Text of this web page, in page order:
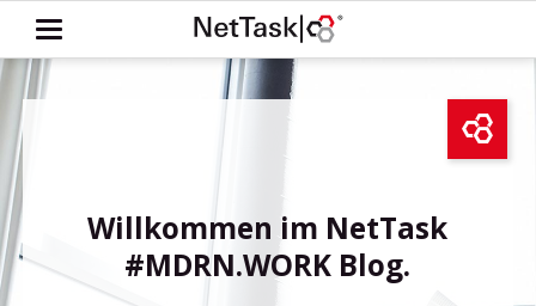
Willkommen im NetTask
#MDRN.WORK Blog.